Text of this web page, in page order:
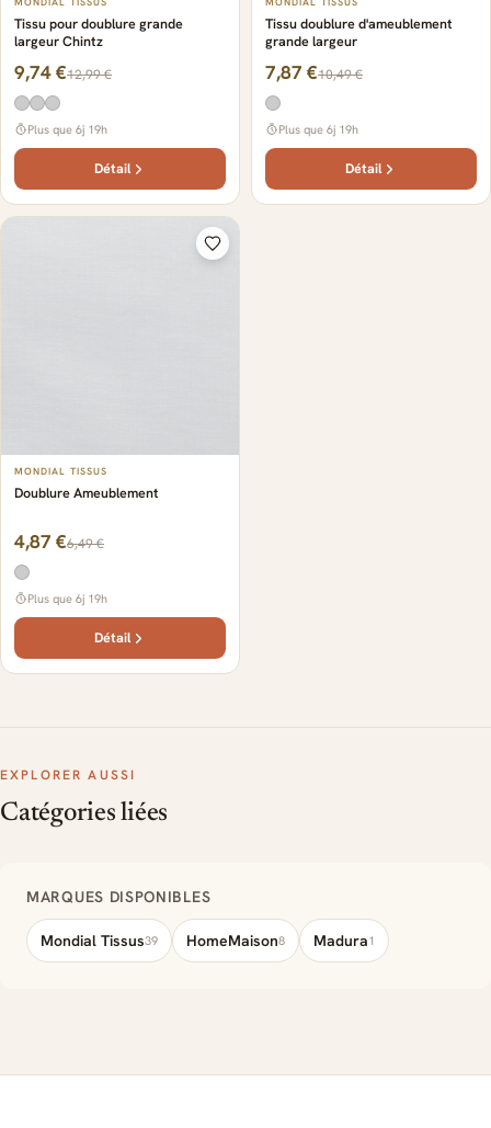
Tissu pour doublure grande
largeur Chintz
9,74 €12,99 €
Plus que 6j 19h
Détail
Tissu doublure d'ameublement
grande largeur
7,87 €10,49 €
Plus que 6j 19h
Détail
MONDIAL TISSUS
Doublure Ameublement
4,87 €6,49 €
Plus que 6j 19h
Détail
EXPLORER AUSSI
Catégories liées
MARQUES DISPONIBLES
Mondial Tissus39 HomeMaison8 Madura1